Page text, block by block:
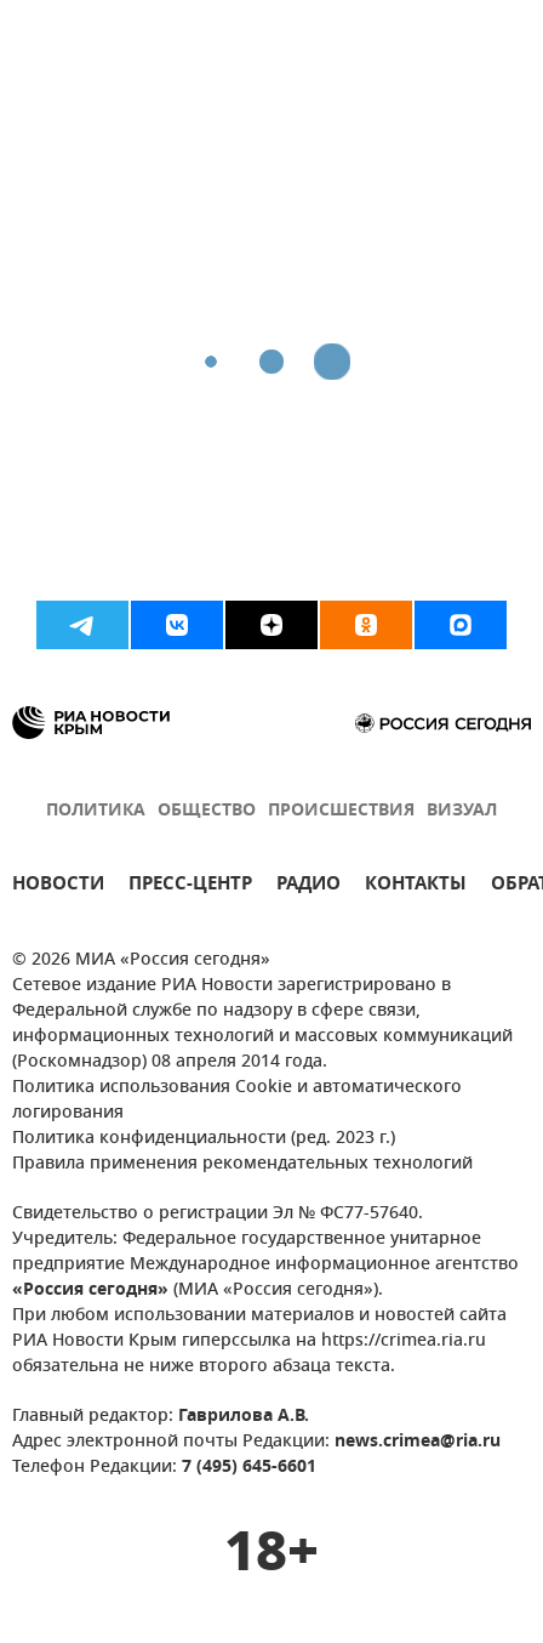
ПОЛИТИКА ОБЩЕСТВО ПРОИСШЕСТВИЯ ВИЗУАЛ
НОВОСТИ ПРЕСС-ЦЕНТР РАДИО КОНТАКТЫ
© 2026 МИА «Россия сегодня»
Сетевое издание РИА Новости зарегистрировано в
Федеральной службе по надзору в сфере связи,
информационных технологий и массовых коммуникаций
(Роскомнадзор) 08 апреля 2014 года.
Политика использования Cookie и автоматического
логирования
Политика конфиденциальности (ред. 2023 г.)
Правила применения рекомендательных технологий
Свидетельство о регистрации Эл № ФС77-57640.
Учредитель: Федеральное государственное унитарное
предприятие Международное информационное агентство
«Россия сегодня» (МИА «Россия сегодня»).
При любом использовании материалов и новостей сайта
РИА Новости Крым гиперссылка на https://crimea.ria.ru
обязательна не ниже второго абзаца текста.
Главный редактор: Гаврилова А.В.
Адрес электронной почты Редакции: news.crimea@ria.ru
Телефон Редакции: 7 (495) 645-6601
18+